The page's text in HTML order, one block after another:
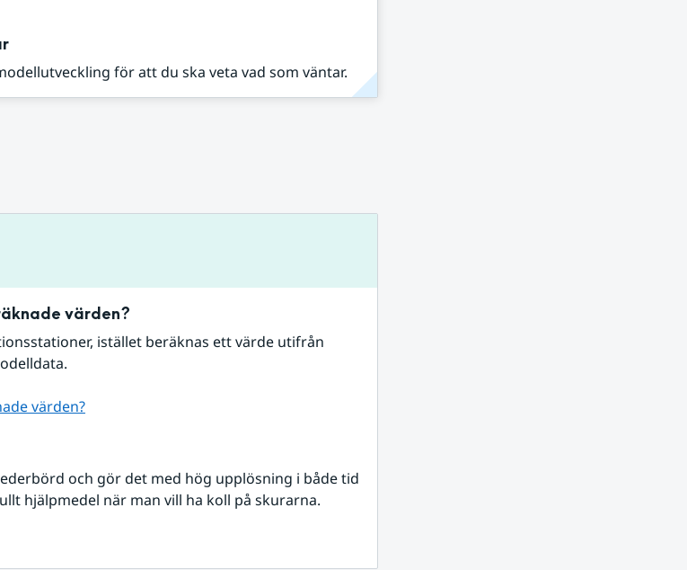
för att du ska veta vad som väntar.
värden?
istället beräknas ett värde utifrån
värden?
och gör det med hög upplösning i både tid
hjälpmedel när man vill ha koll på skurarna.